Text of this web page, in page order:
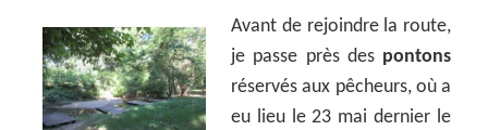
Avant de rejoindre la route,
je passe près des pontons
réservés aux pêcheurs, où a
eu lieu le 23 mai dernier le